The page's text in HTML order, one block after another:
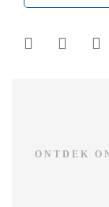
ONTDEK